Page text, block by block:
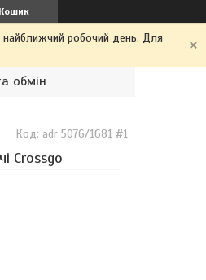
Кошик
найближчий робочий день. Для
обмін
Crossgo
Код: adr 5076/1681 #1